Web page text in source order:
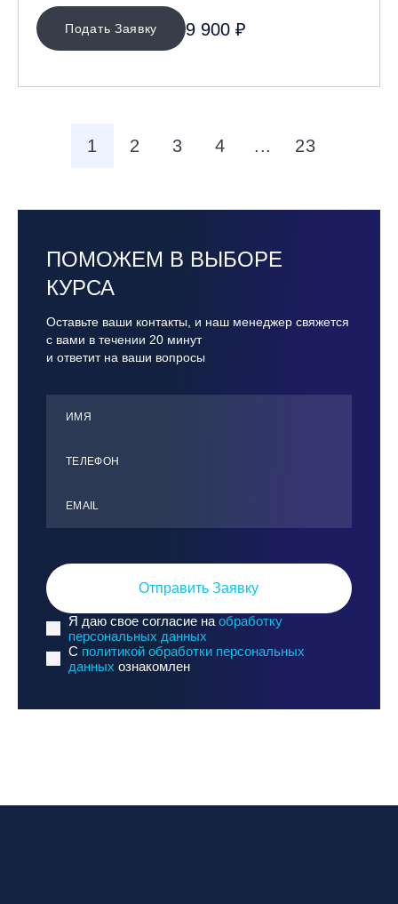
Подать Заявку 9 900 ₽
1 2 3 4 ... 23
ПОМОЖЕМ В ВЫБОРЕ
КУРСА
Оставьте ваши контакты, и наш менеджер свяжется
с вами в течении 20 минут
и ответит на ваши вопросы
ИМЯ
ТЕЛЕФОН
ЕMАIL
Отправить Заявку
Я даю свое согласие на обработку
персональных данных
C политикой обработки персональных
данных ознакомлен